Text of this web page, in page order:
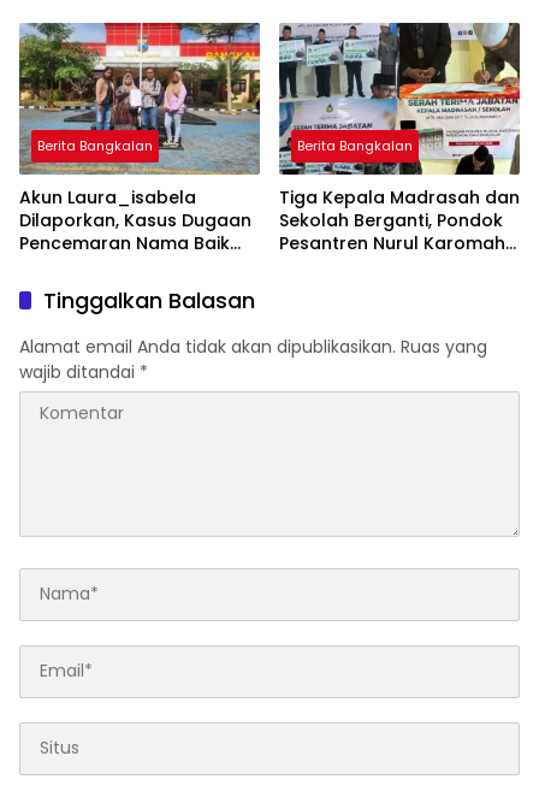
Madura
Berita Bangkalan
Akun Laura_isabela
Dilaporkan, Kasus Dugaan
Pencemaran Nama Baik
Berita Bangkalan
Tiga Kepala Madrasah dan
Sekolah Berganti, Pondok
Pesantren Nurul Karomah
Tinggalkan Balasan
Alamat email Anda tidak akan dipublikasikan. Ruas yang
wajib ditandai *